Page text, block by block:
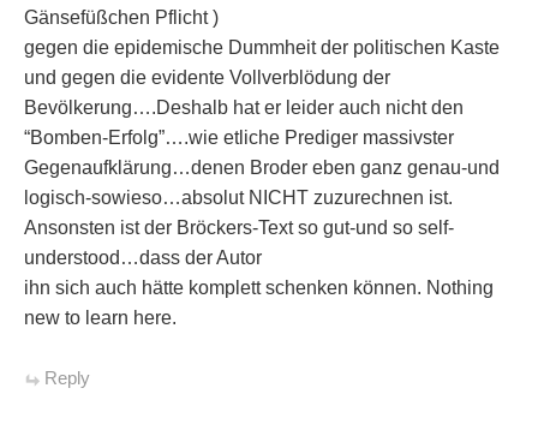
Gänsefüßchen Pflicht )
gegen die epidemische Dummheit der politischen Kaste
und gegen die evidente Vollverblödung der
Bevölkerung….Deshalb hat er leider auch nicht den
“Bomben-Erfolg”….wie etliche Prediger massivster
Gegenaufklärung…denen Broder eben ganz genau-und
logisch-sowieso…absolut NICHT zuzurechnen ist.
Ansonsten ist der Bröckers-Text so gut-und so self-
understood…dass der Autor
ihn sich auch hätte komplett schenken können. Nothing
new to learn here.
Reply